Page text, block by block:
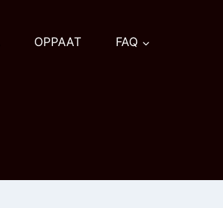
OPPAAT FAQ